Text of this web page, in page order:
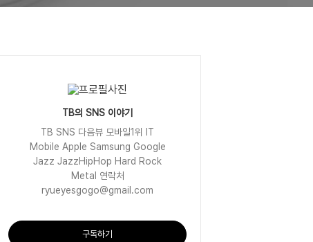
TB의 SNS 이야기
TB SNS 다음뷰 모바일1위 IT
Mobile Apple Samsung Google
Jazz JazzHipHop Hard Rock
Metal 연락처
ryueyesgogo@gmail.com
구독하기